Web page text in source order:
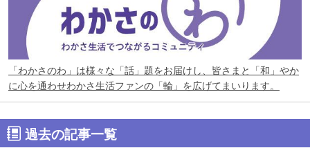
「わかさのわ」は様々な「話」題をお届けし、皆さまと「和」やか
に心を通わせわかさ生活ファンの「輪」を広げてまいります。
過去の記事一覧